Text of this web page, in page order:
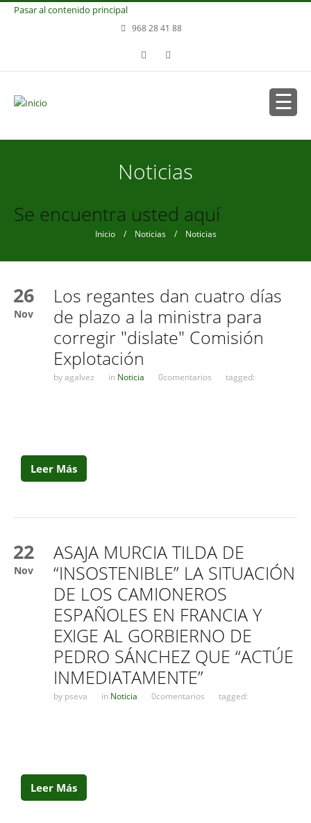
Pasar al contenido principal
968 28 41 88
Noticias
Se encuentra usted aquí
Inicio/ Noticias/ Noticias
26
Nov
Los regantes dan cuatro días
de plazo a la ministra para
corregir "dislate" Comisión
Explotación
byagalvez in Noticia 0comentarios tagged:
Leer Más
22
Nov
ASAJA MURCIA TILDA DE
“INSOSTENIBLE” LA SITUACIÓN
DE LOS CAMIONEROS
ESPAÑOLES EN FRANCIA Y
EXIGE AL GORBIERNO DE
PEDRO SÁNCHEZ QUE “ACTÚE
INMEDIATAMENTE”
by pseva in Noticia 0comentarios tagged:
Leer Más